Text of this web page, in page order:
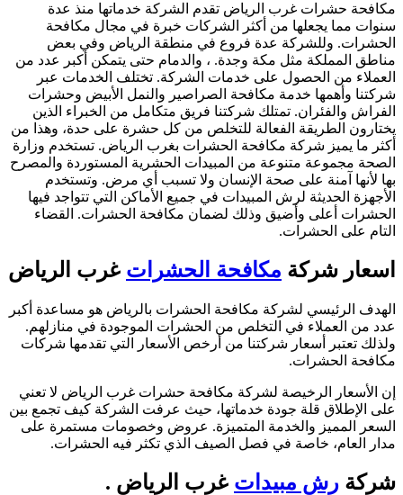
مكافحة حشرات غرب الرياض تقدم الشركة خدماتها منذ عدة
سنوات مما يجعلها من أكثر الشركات خبرة في مجال مكافحة
الحشرات. وللشركة عدة فروع في منطقة الرياض وفي بعض
مناطق المملكة مثل مكة وجدة. ، والدمام حتى يتمكن أكبر عدد من
العملاء من الحصول على خدمات الشركة. تختلف الخدمات عبر
شركتنا وأهمها خدمة مكافحة الصراصير والنمل الأبيض وحشرات
الفراش والفئران. تمتلك شركتنا فريق متكامل من الخبراء الذين
يختارون الطريقة الفعالة للتخلص من كل حشرة على حدة، وهذا من
أكثر ما يميز شركة مكافحة الحشرات بغرب الرياض. تستخدم وزارة
الصحة مجموعة متنوعة من المبيدات الحشرية المستوردة والمصرح
بها لأنها آمنة على صحة الإنسان ولا تسبب أي مرض. وتستخدم
الأجهزة الحديثة لرش المبيدات في جميع الأماكن التي تتواجد فيها
الحشرات أعلى وأضيق وذلك لضمان مكافحة الحشرات. القضاء
التام على الحشرات.
اسعار شركة مكافحة الحشرات غرب الرياض
الهدف الرئيسي لشركة مكافحة الحشرات بالرياض هو مساعدة أكبر
عدد من العملاء في التخلص من الحشرات الموجودة في منازلهم.
ولذلك تعتبر أسعار شركتنا من أرخص الأسعار التي تقدمها شركات
مكافحة الحشرات.
إن الأسعار الرخيصة لشركة مكافحة حشرات غرب الرياض لا تعني
على الإطلاق قلة جودة خدماتها، حيث عرفت الشركة كيف تجمع بين
السعر المميز والخدمة المتميزة. عروض وخصومات مستمرة على
مدار العام، خاصة في فصل الصيف الذي تكثر فيه الحشرات.
شركة رش مبيدات غرب الرياض .